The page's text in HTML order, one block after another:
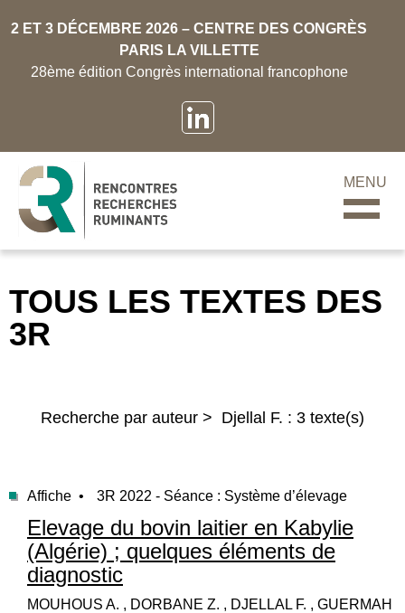
2 ET 3 DÉCEMBRE 2026 – CENTRE DES CONGRÈS
PARIS LA VILLETTE
28ème édition Congrès international francophone
MENU
TOUS LES TEXTES DES
3R
Recherche par auteur > Djellal F. : 3 texte(s)
Affiche • 3R 2022 - Séance : Système d’élevage
Elevage du bovin laitier en Kabylie
(Algérie) ; quelques éléments de
diagnostic
MOUHOUS A. , DORBANE Z. , DJELLAL F. , GUERMAH